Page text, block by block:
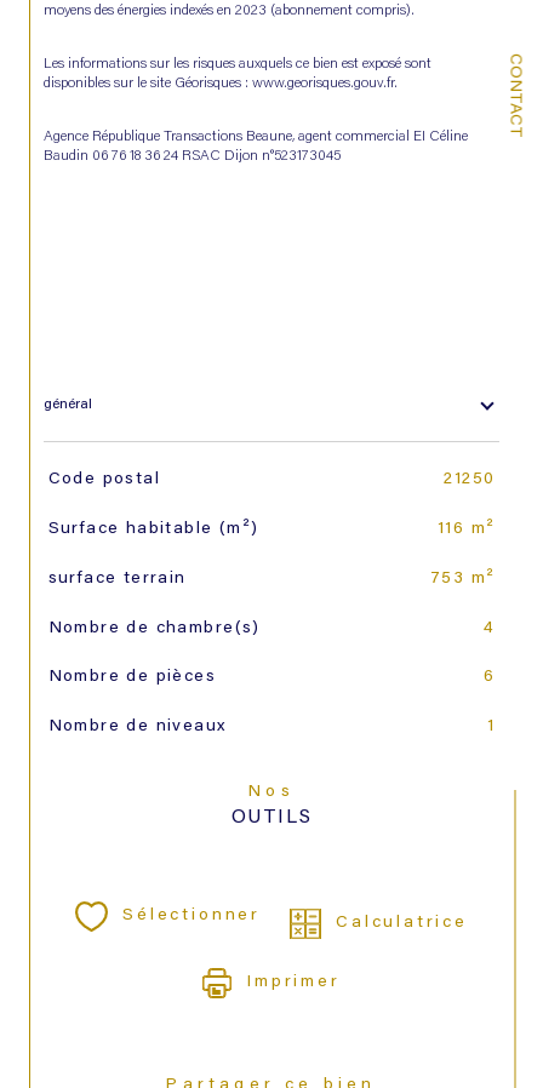
CONTACT
moyens des énergies indexés en 2023 (abonnement compris).
Les informations sur les risques auxquels ce bien est exposé sont
disponibles sur le site Géorisques : www.georisques.gouv.fr.
Agence République Transactions Beaune, agent commercial EI Céline
Baudin 06 76 18 36 24 RSAC Dijon n°523173045
général
TRAD_SIROCCO_Caracteristique
Code postal 21250
Surface habitable (m²) 116 m²
surface terrain 753 m²
Nombre de chambre(s) 4
Nombre de pièces 6
Nombre de niveaux 1
Nos
OUTILS
Sélectionner Calculatrice
Imprimer